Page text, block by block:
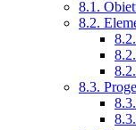
8.1.
8.2.
8.3.